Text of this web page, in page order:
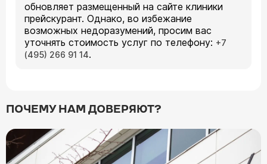
обновляет размещенный на сайте клиники
прейскурант. Однако, во избежание
возможных недоразумений, просим вас
уточнять стоимость услуг по телефону: +7
(495) 266 91 14.
ПОЧЕМУ НАМ ДОВЕРЯЮТ?